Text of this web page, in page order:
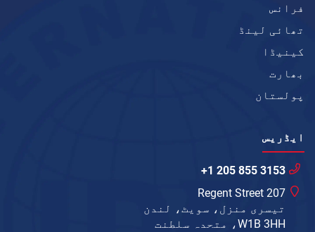
فرانس
تھائی لینڈ
کینیڈا
بھارت
پولستان
ایڈریس
+1 205 855 3153
207 Regent Street
تیسری منزل، سویٹ، لندن
W1B 3HH، متحدہ سلطنت